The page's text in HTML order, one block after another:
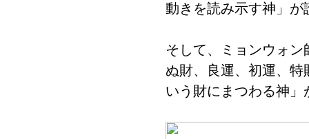
動きを読み示す神」
そして、ミョンウォ
ぬ財、良運、初運、
いう財にまつわる神